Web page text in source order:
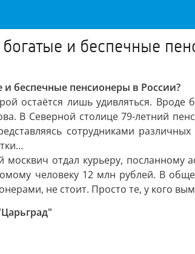
и беспечные
беспечные пенсионеры в России?
остаётся лишь удивляться.
В Северной столице 79-летний
сотрудниками
москвич отдал курьеру,
человеку 12 млн рублей. В
не стоит. Просто те, у кого